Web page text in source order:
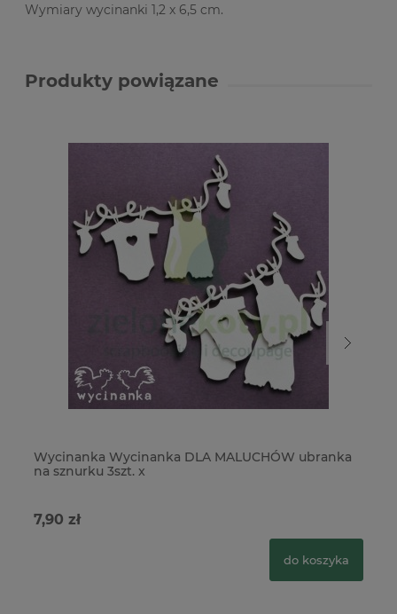
Wymiary wycinanki 1,2 x 6,5 cm.
Produkty powiązane
Wycinanka Wycinanka DLA MALUCHÓW ubranka
na sznurku 3szt. x
7,90 zł
do koszyka